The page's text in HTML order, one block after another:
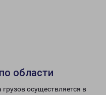
области
осуществляется в